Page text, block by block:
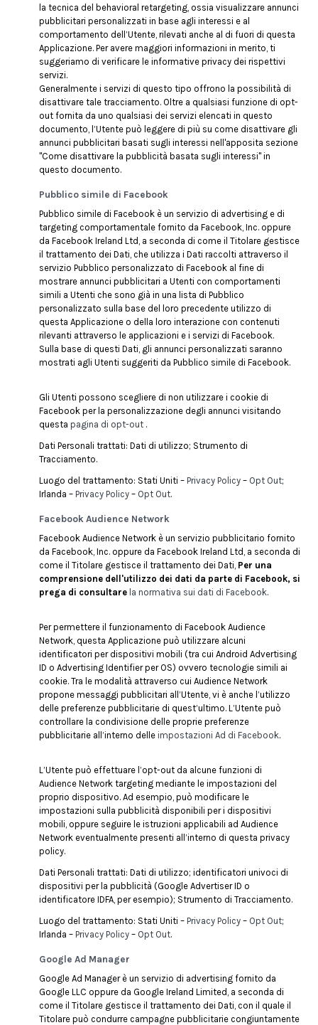
la tecnica del behavioral retargeting, ossia visualizzare annunci
pubblicitari personalizzati in base agli interessi e al
comportamento dell’Utente, rilevati anche al di fuori di questa
Applicazione. Per avere maggiori informazioni in merito, ti
suggeriamo di verificare le informative privacy dei rispettivi
servizi.
Generalmente i servizi di questo tipo offrono la possibilità di
disattivare tale tracciamento. Oltre a qualsiasi funzione di opt-
out fornita da uno qualsiasi dei servizi elencati in questo
documento, l’Utente può leggere di più su come disattivare gli
annunci pubblicitari basati sugli interessi nell'apposita sezione
"Come disattivare la pubblicità basata sugli interessi" in
questo documento.
Pubblico simile di Facebook
Pubblico simile di Facebook è un servizio di advertising e di
targeting comportamentale fornito da Facebook, Inc. oppure
da Facebook Ireland Ltd, a seconda di come il Titolare gestisce
il trattamento dei Dati, che utilizza i Dati raccolti attraverso il
servizio Pubblico personalizzato di Facebook al fine di
mostrare annunci pubblicitari a Utenti con comportamenti
simili a Utenti che sono già in una lista di Pubblico
personalizzato sulla base del loro precedente utilizzo di
questa Applicazione o della loro interazione con contenuti
rilevanti attraverso le applicazioni e i servizi di Facebook.
Sulla base di questi Dati, gli annunci personalizzati saranno
mostrati agli Utenti suggeriti da Pubblico simile di Facebook.
Gli Utenti possono scegliere di non utilizzare i cookie di
Facebook per la personalizzazione degli annunci visitando
questa pagina di opt-out .
Dati Personali trattati: Dati di utilizzo; Strumento di
Tracciamento.
Luogo del trattamento: Stati Uniti – Privacy Policy – Opt Out;
Irlanda – Privacy Policy – Opt Out.
Facebook Audience Network
Facebook Audience Network è un servizio pubblicitario fornito
da Facebook, Inc. oppure da Facebook Ireland Ltd, a seconda di
come il Titolare gestisce il trattamento dei Dati, Per una
comprensione dell'utilizzo dei dati da parte di Facebook, si
prega di consultare la normativa sui dati di Facebook.
Per permettere il funzionamento di Facebook Audience
Network, questa Applicazione può utilizzare alcuni
identificatori per dispositivi mobili (tra cui Android Advertising
ID o Advertising Identifier per OS) ovvero tecnologie simili ai
cookie. Tra le modalità attraverso cui Audience Network
propone messaggi pubblicitari all’Utente, vi è anche l’utilizzo
delle preferenze pubblicitarie di quest’ultimo. L’Utente può
controllare la condivisione delle proprie preferenze
pubblicitarie all’interno delle impostazioni Ad di Facebook.
L’Utente può effettuare l’opt-out da alcune funzioni di
Audience Network targeting mediante le impostazioni del
proprio dispositivo. Ad esempio, può modificare le
impostazioni sulla pubblicità disponibili per i dispositivi
mobili, oppure seguire le istruzioni applicabili ad Audience
Network eventualmente presenti all’interno di questa privacy
policy.
Dati Personali trattati: Dati di utilizzo; identificatori univoci di
dispositivi per la pubblicità (Google Advertiser ID o
identificatore IDFA, per esempio); Strumento di Tracciamento.
Luogo del trattamento: Stati Uniti – Privacy Policy – Opt Out;
Irlanda – Privacy Policy – Opt Out.
Google Ad Manager
Google Ad Manager è un servizio di advertising fornito da
Google LLC oppure da Google Ireland Limited, a seconda di
come il Titolare gestisce il trattamento dei Dati, con il quale il
Titolare può condurre campagne pubblicitarie congiuntamente